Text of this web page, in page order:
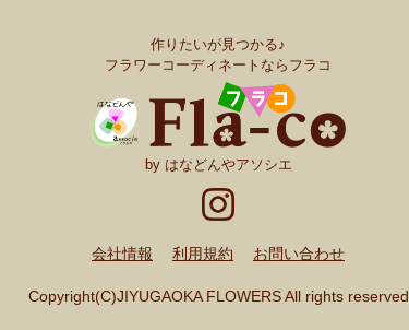
作りたいが見つかる♪
フラワーコーディネートならフラコ
by はなどんやアソシエ
会社情報 利用規約 お問い合わせ
Copyright(C)JIYUGAOKA FLOWERS All rights reserved